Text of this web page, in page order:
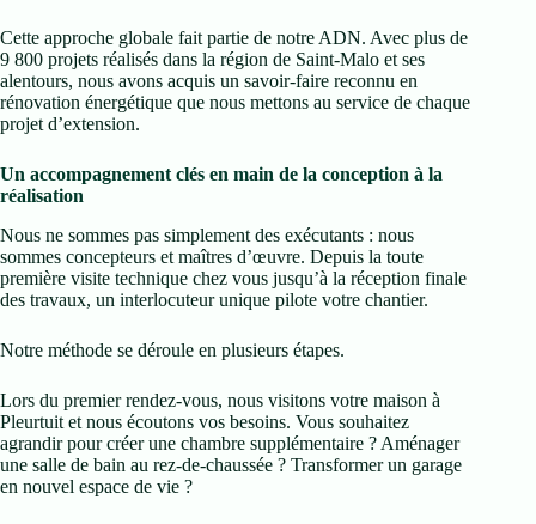
Cette approche globale fait partie de notre ADN. Avec plus de
9 800 projets réalisés dans la région de Saint-Malo et ses
alentours, nous avons acquis un savoir-faire reconnu en
rénovation énergétique que nous mettons au service de chaque
projet d’extension.
Un accompagnement clés en main de la conception à la
réalisation
Nous ne sommes pas simplement des exécutants : nous
sommes concepteurs et maîtres d’œuvre. Depuis la toute
première visite technique chez vous jusqu’à la réception finale
des travaux, un interlocuteur unique pilote votre chantier.
Notre méthode se déroule en plusieurs étapes.
Lors du premier rendez-vous, nous visitons votre maison à
Pleurtuit et nous écoutons vos besoins. Vous souhaitez
agrandir pour créer une chambre supplémentaire ? Aménager
une salle de bain au rez-de-chaussée ? Transformer un garage
en nouvel espace de vie ?